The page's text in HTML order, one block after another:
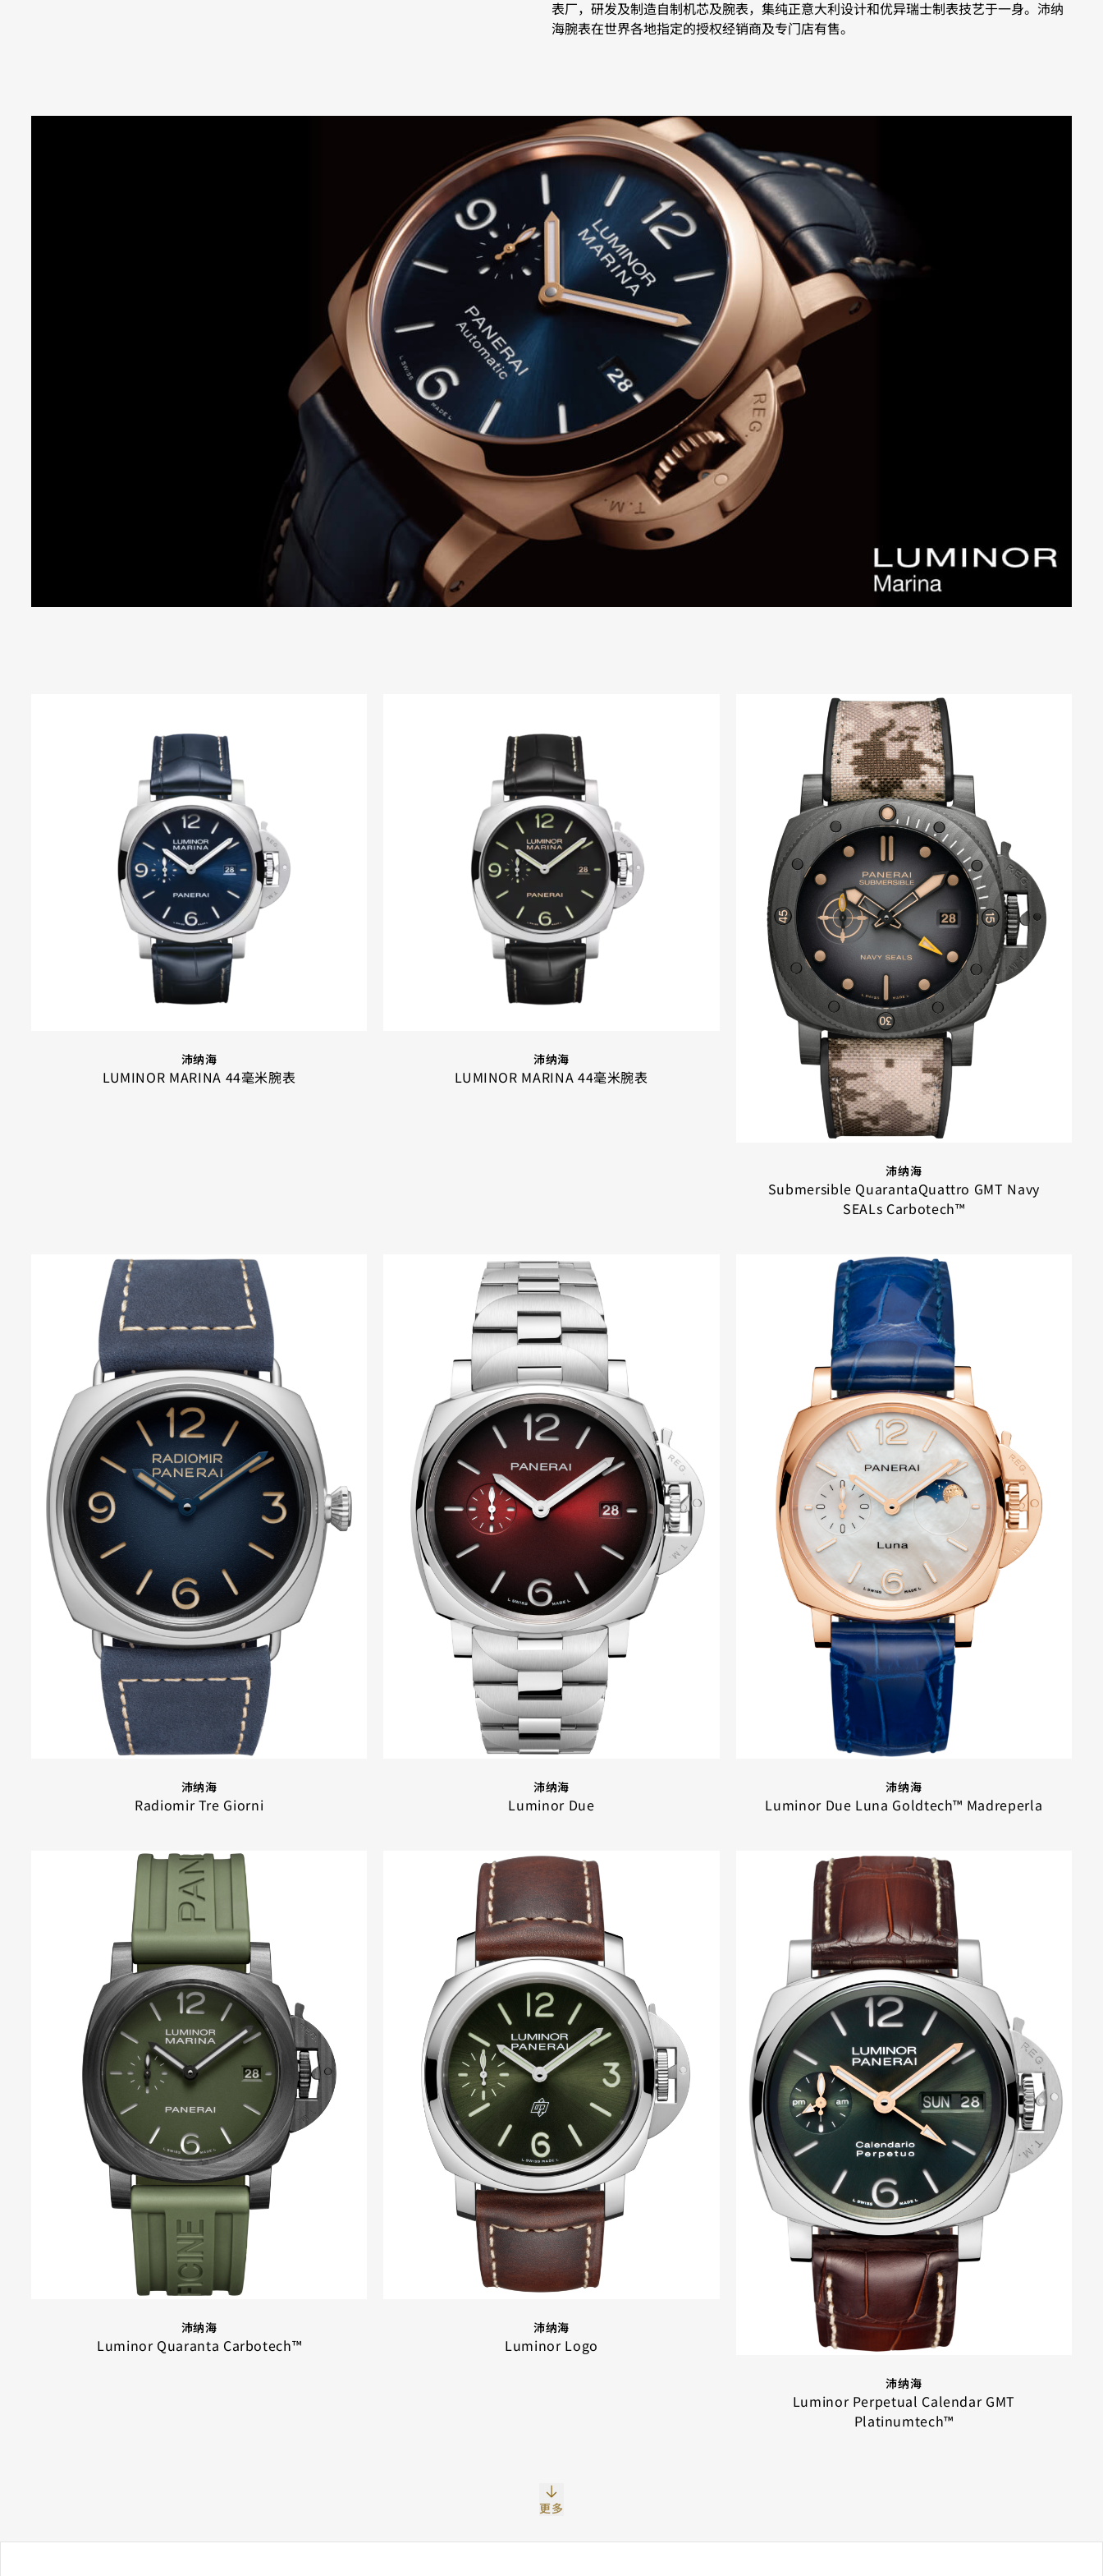
表厂，研发及制造自制机芯及腕表，集纯正意大利设计和优异瑞士制表技艺于一身。沛纳
海腕表在世界各地指定的授权经销商及专门店有售。
沛纳海
LUMINOR MARINA 44毫米腕表
沛纳海
LUMINOR MARINA 44毫米腕表
沛纳海
Submersible QuarantaQuattro GMT Navy
SEALs Carbotech™
沛纳海
Radiomir Tre Giorni
沛纳海
Luminor Due
沛纳海
Luminor Due Luna Goldtech™ Madreperla
沛纳海
Luminor Quaranta Carbotech™
沛纳海
Luminor Logo
沛纳海
Luminor Perpetual Calendar GMT
Platinumtech™
更多